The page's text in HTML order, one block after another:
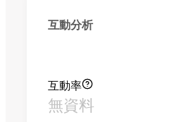
互動分析
互動率
無資料